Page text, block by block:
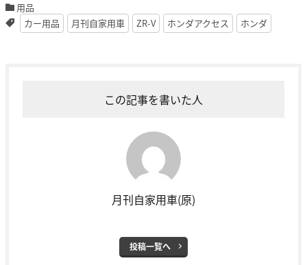
用品
カー用品
月刊自家用車 ZR-V ホンダアクセス ホンダ
この記事を書いた人
月刊自家用車(原)
投稿一覧へ